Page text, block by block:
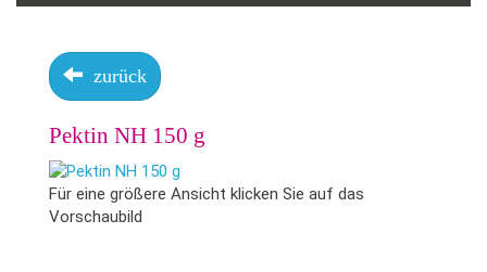
zurück
Pektin NH 150 g
Für eine größere Ansicht klicken Sie auf das
Vorschaubild